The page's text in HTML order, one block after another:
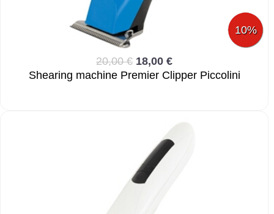
10%
20,00 € 18,00 €
Shearing machine Premier Clipper Piccolini